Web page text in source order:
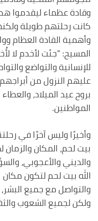
وقادة عظماء ليقدموا
كانت رحلتهم طويلة
وأهمية القادة العظام
المسيح: “جئت لأخدم لا
للإنسانية والتواضع
عليهم النزول من
بروح عيد الميلاد،
المواطنين.
وأخيرًا وليس آخرًا في
بيت لحم، المكان
والديني والأعجوبي،
الله بيت لحم لتكون مكان
والتواصل مع جميع
ولكن لجميع الشعوب